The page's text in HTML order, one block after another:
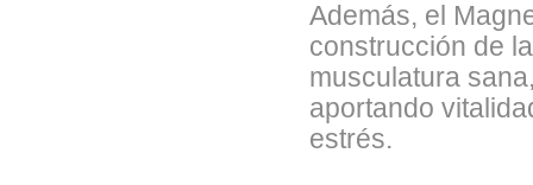
Además, el
construcción de
musculatura
aportando
estrés.